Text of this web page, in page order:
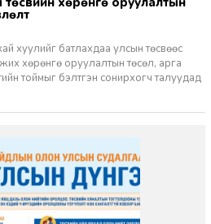
хуулийг батлахдаа улсын төсвөөс
хөрөнгө оруулалтын төсөл, арга
тоймыг бэлтгэн сонирхогч талуудад